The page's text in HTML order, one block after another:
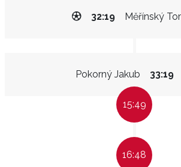
Měřínský
32:19
Pokorný Jakub 33:19
15:49
16:48